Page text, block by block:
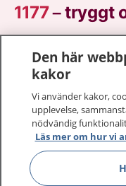
1177–tryggt
sjukdomar och
Logga in för att läsa
vårdärenden. Ring
1177 ger dig råd
Den här
kakor
Vi använder kakor,
upplevelse,
nödvändig
Läs mer om hur vi